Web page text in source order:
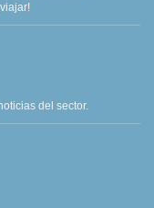
del sector.